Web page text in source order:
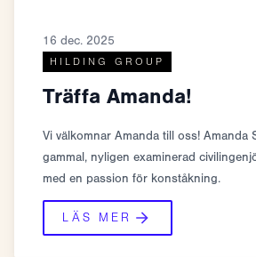
16 dec. 2025
HILDING GROUP
Träffa Amanda!
Vi välkomnar Amanda till oss! Amanda
gammal, nyligen examinerad
med en passion för konståkning.
LÄS MER